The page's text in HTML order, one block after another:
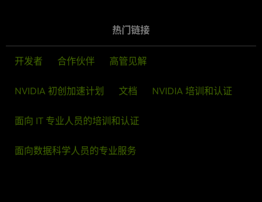
热门链接
开发者 合作伙伴 高管见解
NVIDIA 初创加速计划 文档 NVIDIA 培训和认证
面向 IT 专业人员的培训和认证
面向数据科学人员的专业服务